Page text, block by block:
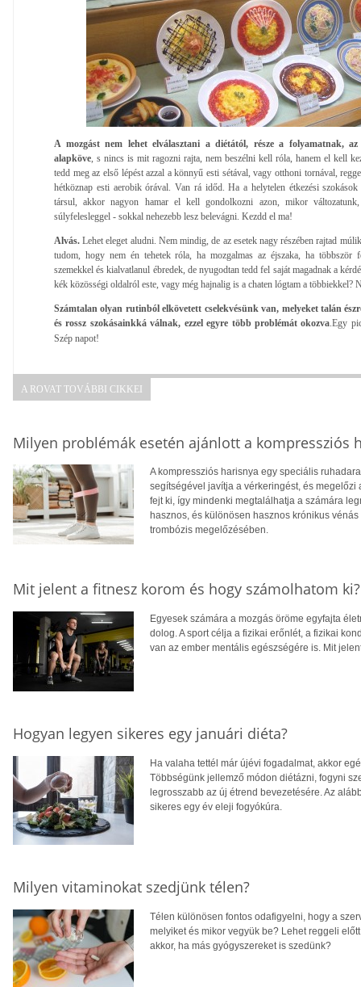
A mozgást nem lehet elválasztani a diétától, része a folyamatnak, az
alapköve , s nincs is mit ragozni rajta, nem beszélni kell róla, hanem el kell
tedd meg az első lépést azzal a könnyű esti sétával, vagy otthoni tornával,
hétköznap esti aerobik órával. Van rá időd. Ha a helytelen étkezési
társul, akkor nagyon hamar el kell gondolkozni azon, mikor
súlyfelesleggel - sokkal nehezebb lesz belevágni. Kezdd el ma!
Alvás. Lehet eleget aludni. Nem mindig, de az esetek nagy részében rajtad
tudom, hogy nem én tehetek róla, ha mozgalmas az éjszaka, ha
szemekkel és kialvatlanul ébredek, de nyugodtan tedd fel saját magadnak a
kék közösségi oldalról este, vagy még hajnalig is a chaten lógtam a többiekkel?
Számtalan olyan rutinból elkövetett cselekvésünk van, melyeket talán
és rossz szokásainkká válnak, ezzel egyre több problémát okozva .Egy
Szép napot!
A ROVAT TOVÁBBI CIKKEI
Milyen problémák esetén ajánlott a kompressziós
A kompressziós harisnya egy speciális
segítségével javítja a vérkeringést, és
fejt ki, így mindenki megtalálhatja a számára
hasznos, és különösen hasznos krónikus
trombózis megelőzésében.
Mit jelent a fitnesz korom és hogy számolhatom ki?
Egyesek számára a mozgás öröme egyfajta
dolog. A sport célja a fizikai erőnlét, a fizikai
van az ember mentális egészségére is. Mit
Hogyan legyen sikeres egy januári diéta?
Ha valaha tettél már újévi fogadalmat, akkor
Többségünk jellemző módon diétázni, fogyni
legrosszabb az új étrend bevezetésére. Az
sikeres egy év eleji fogyókúra.
Milyen vitaminokat szedjünk télen?
Télen különösen fontos odafigyelni, hogy a
melyiket és mikor vegyük be? Lehet reggeli
akkor, ha más gyógyszereket is szedünk?